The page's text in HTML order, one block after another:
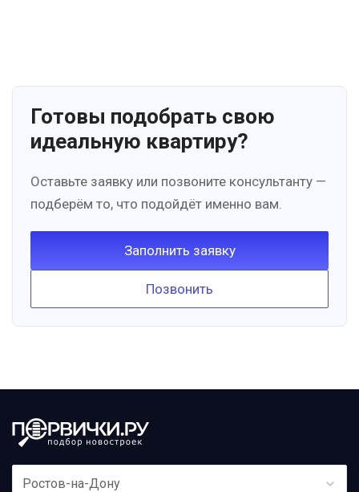
Готовы подобрать свою
идеальную квартиру?
Оставьте заявку или позвоните консультанту —
подберём то, что подойдёт именно вам.
Заполнить заявку
Позвонить
Ростов-на-Дону